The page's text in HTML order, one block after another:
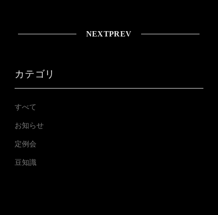
NEXTPREV
カテゴリ
すべて
お知らせ
定例会
豆知識